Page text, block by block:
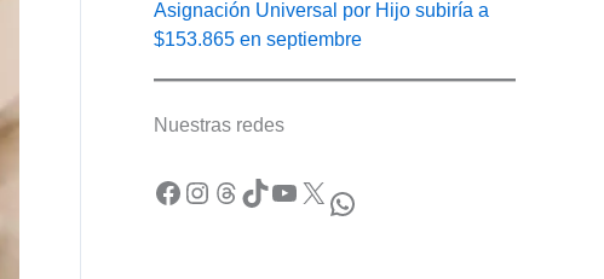
Asignación Universal por Hijo subiría a
$153.865 en septiembre
Nuestras redes
Facebook Instagram Threads TikTok YouTube X WhatsApp